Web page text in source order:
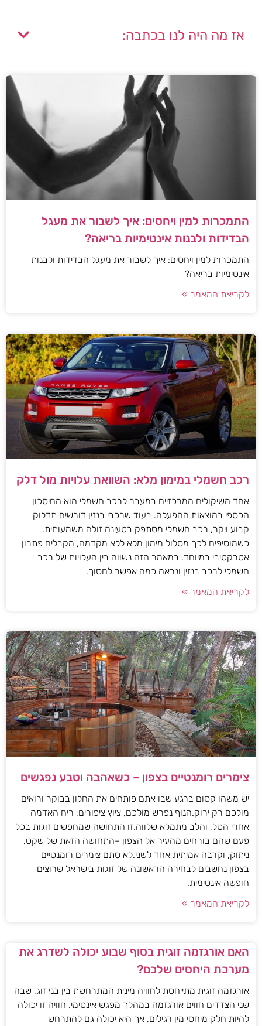
אז מה היה לנו בכתבה:
התמכרות למין ויחסים: איך לשבור את מעגל
הבדידות ולבנות אינטימיות בריאה?
התמכרות למין ויחסים: איך לשבור את מעגל הבדידות ולבנות
אינטימיות בריאה?
לקריאת המאמר »
רכב חשמלי במימון מלא: השוואת עלויות מול דלק
אחד השיקולים המרכזיים במעבר לרכב חשמלי הוא החיסכון
הכספי בהוצאות ההפעלה. בעוד שרכבי בנזין דורשים תדלוק
קבוע ויקר, רכב חשמלי מסתפק בטעינה זולה משמעותית.
כשמוסיפים לכך מסלול מימון מלא ללא מקדמה, מקבלים פתרון
אטרקטיבי במיוחד. במאמר הזה נשווה בין העלויות של רכב
חשמלי לרכב בנזין ונראה כמה אפשר לחסוך.
לקריאת המאמר »
צימרים רומנטיים בצפון – כשאהבה וטבע נפגשים
יש משהו קסום ברגע שבו אתם פותחים את החלון בבוקר ורואים
מולכם רק ירוק.הנוף נפרש מולכם, ציוץ ציפורים, ריח האדמה
אחרי הטל, והלב מתמלא שלווה.זו התחושה שמחפשים זוגות בכל
פעם שהם בורחים מהעיר אל הצפון –התחושה הזאת של שקט,
ניתוק, וקרבה אמיתית אחד לשני.לא סתם צימרים רומנטיים
בצפון נחשבים לבחירה הראשונה של זוגות בישראל שרוצים
חופשה אינטימית.
לקריאת המאמר »
האם אורגזמה זוגית בסוף שבוע יכולה לשדרג את
מערכת היחסים שלכם?
אורגזמה זוגית מתייחסת לחוויה מינית המתרחשת בין בני זוג, שבה
שני הצדדים חווים אורגזמה במהלך מפגש אינטימי. חוויה זו יכולה
להיות חלק מיחסי מין רגילים, אך היא יכולה גם להתרחש